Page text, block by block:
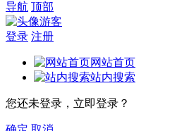
导航 顶部
游客
登录 注册
网站首页
站内搜索
您还未登录，立即登录？